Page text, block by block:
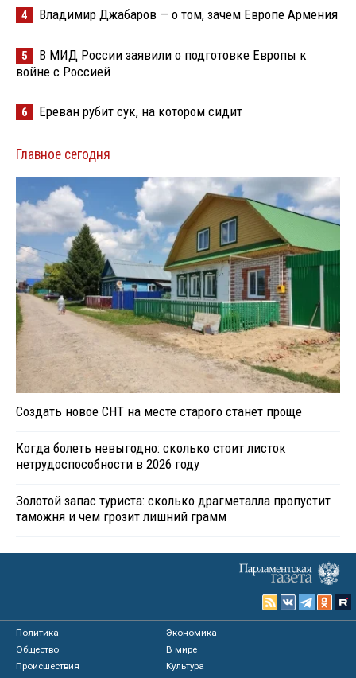
4 Владимир Джабаров — о том, зачем Европе Армения
5
В МИД России заявили о подготовке Европы к
войне с Россией
6 Ереван рубит сук, на котором сидит
Главное сегодня
Создать новое СНТ на месте старого станет проще
Когда болеть невыгодно: сколько стоит листок
нетрудоспособности в 2026 году
Золотой запас туриста: сколько драгметалла пропустит
таможня и чем грозит лишний грамм
Политика
Экономика
Общество
В мире
Происшествия
Культура